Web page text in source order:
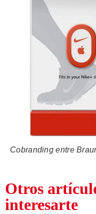
Cobranding entre
Otros
interesarte